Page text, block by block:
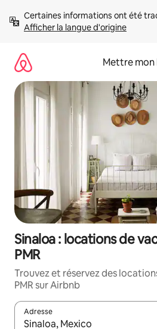
directement
Afficher la langue d'origine
Mettre mon
Sinaloa : locations de
PMR
Trouvez et réservez des
PMR sur Airbnb
Adresse
Lorsque les résultats s'affichent,